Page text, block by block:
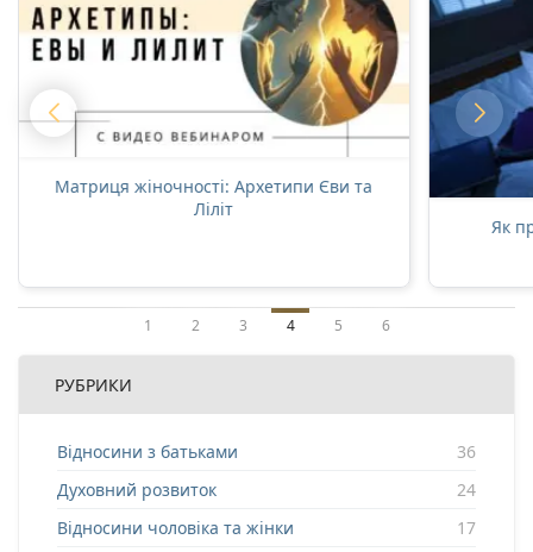
Матриця жіночності: Архетипи Єви та
Ліліт
Як
1 2 3 4 5 6
РУБРИКИ
Відносини з батьками
36
Духовний розвиток
24
Відносини чоловіка та жінки
17